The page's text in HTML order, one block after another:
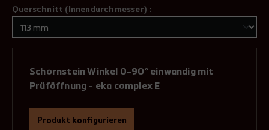
Querschnitt (Innendurchmesser) :
Schornstein Winkel 0-90° einwandig mit
Prüföffnung - eka complex E
Produkt konfigurieren